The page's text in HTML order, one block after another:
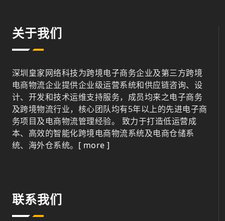
关于我们
深圳皇家网络科技为跨境电子商务企业及第三方跨境
电商物流企业提供企业级运营系统和供应链咨询、设
计、开发和技术运维支持服务，成员均来之电子商务
及跨境物流行业，核心团队均有5年以上的先进电子商
务项目及电商物流管理经验。 致力于打造低运营成
本、高效的智能化跨境电商物流系统及电商仓储系
统、海外仓系统。 [ more ]
联系我们